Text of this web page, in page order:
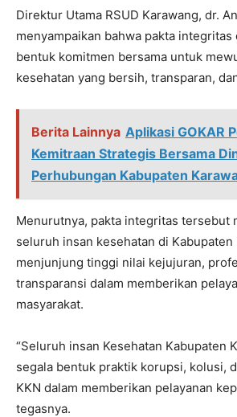
Direktur Utama RSUD Karawang, dr.
menyampaikan bahwa pakta integritas
bentuk komitmen bersama untuk
kesehatan yang bersih, transparan,
Berita Lainnya Aplikasi GOKAR
Kemitraan Strategis Bersama
Perhubungan Kabupaten
Menurutnya, pakta integritas tersebut
seluruh insan kesehatan di Kabupaten
menjunjung tinggi nilai kejujuran,
transparansi dalam memberikan
masyarakat.
“Seluruh insan Kesehatan Kabupaten
segala bentuk praktik korupsi, kolusi,
KKN dalam memberikan pelayanan
tegasnya.